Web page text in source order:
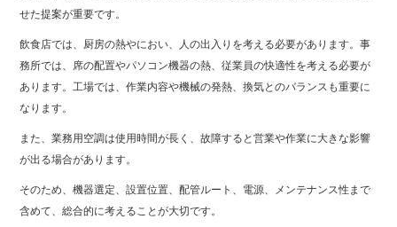
せた提案が重要です。
飲食店では、厨房の熱やにおい、人の出入りを考える必要があります。事
務所では、席の配置やパソコン機器の熱、従業員の快適性を考える必要が
あります。工場では、作業内容や機械の発熱、換気とのバランスも重要に
なります。
また、業務用空調は使用時間が長く、故障すると営業や作業に大きな影響
が出る場合があります。
そのため、機器選定、設置位置、配管ルート、電源、メンテナンス性まで
含めて、総合的に考えることが大切です。